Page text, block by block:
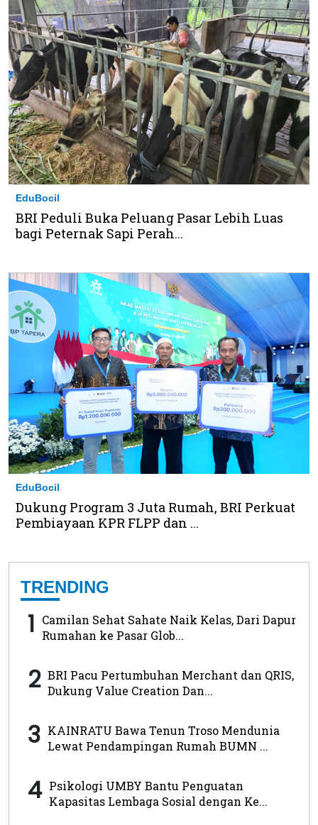
EduBocil
BRI Peduli Buka Peluang Pasar Lebih Luas
bagi Peternak Sapi Perah...
EduBocil
Dukung Program 3 Juta Rumah, BRI Perkuat
Pembiayaan KPR FLPP dan ...
TRENDING
1 Camilan Sehat Sahate Naik Kelas, Dari Dapur
Rumahan ke Pasar Glob...
2 BRI Pacu Pertumbuhan Merchant dan QRIS,
Dukung Value Creation Dan...
3 KAINRATU Bawa Tenun Troso Mendunia
Lewat Pendampingan Rumah BUMN ...
4 Psikologi UMBY Bantu Penguatan
Kapasitas Lembaga Sosial dengan Ke...